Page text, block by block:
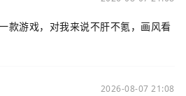
款游戏，对我来说不肝不氪，画风看
2026-08-07 21:08